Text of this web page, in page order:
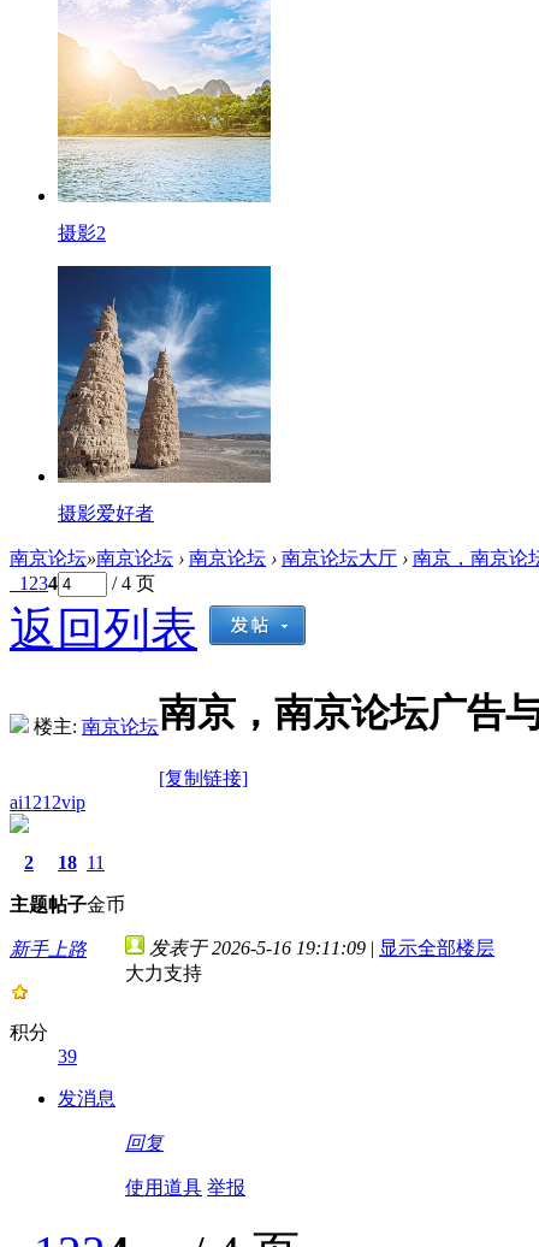
摄影2
摄影爱好者
南京论坛»南京论坛 › 南京论坛 › 南京论坛大厅 › 南京，南京论
1 234 / 4 页
返回列表
楼主: 南京论坛南京，南京论坛广告
[复制链接]
ai1212vip
2
主题
18
帖子
11
金币
新手上路
积分
39
发消息
发表于 2026-5-16 19:11:09 | 显示全部楼层
大力支持
回复
使用道具 举报